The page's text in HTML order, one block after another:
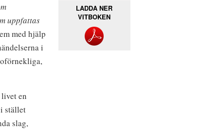
uppfattas
med hjälp
i
en
stället
slag,
LADDA NER
VITBOKEN